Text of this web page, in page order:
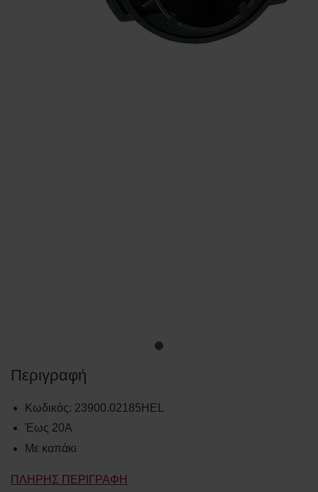
Περιγραφή
Κωδικός: 23900.02185HEL
Έως 20Α
Με καπάκι
ΠΛΉΡΗΣ ΠΕΡΙΓΡΑΦΉ